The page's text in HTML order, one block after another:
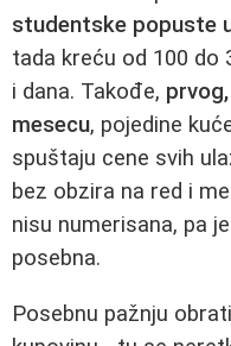
studentske popuste
tada kreću od 100 do
i dana. Takođe,
mesecu, pojedine
spuštaju cene svih
bez obzira na red i
nisu numerisana, pa
posebna.
Posebnu pažnju